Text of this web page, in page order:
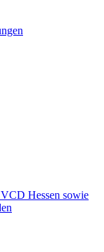
Hessen sowie